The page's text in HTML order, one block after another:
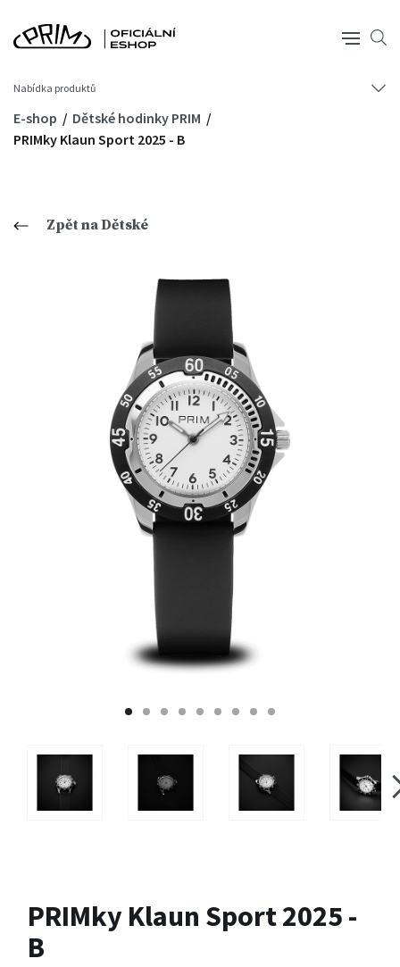
Nabídka produktů
E-shop
Dětské hodinky PRIM
PRIMky Klaun Sport 2025 - B
Zpět na Dětské
PRIMky Klaun Sport 2025 -
B